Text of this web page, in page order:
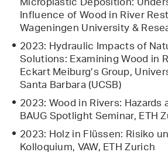
Influence of Wood in River
Wageningen University &
2023: Hydraulic Impacts of
Solutions: Examining Wood in
Eckart Meiburg’s Group,
Santa Barbara (UCSB)
2023: Wood in Rivers:
BAUG Spotlight Seminar, ETH
2023: Holz in Flüssen: Risiko